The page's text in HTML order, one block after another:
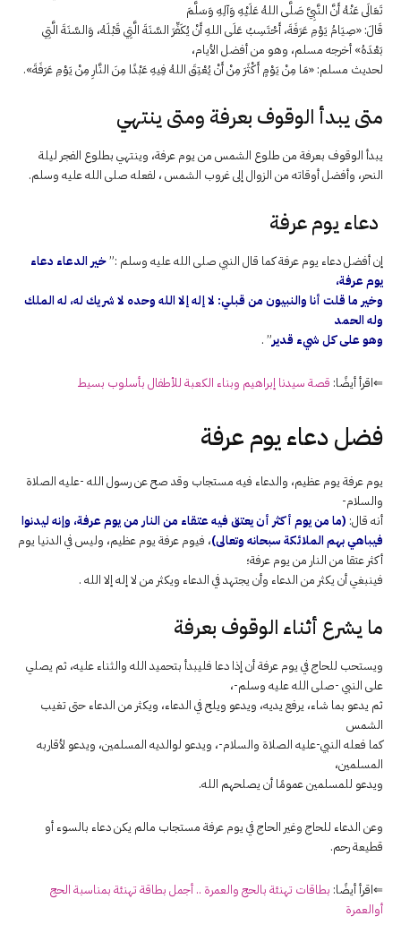
تَعَالَى عَنْهُ أَنَّ النَّبِيَّ صَلَّى اللهُ عَلَيْهِ وَآلِهِ وَسَلَّمَ
قَالَ: «صِيَامُ يَوْمِ عَرَفَةَ، أَحْتَسِبُ عَلَى اللهِ أَنْ يُكَفِّرَ السَّنَةَ الَّتِي قَبْلَهُ، وَالسَّنَةَ الَّتِي
بَعْدَهُ» أخرجه مسلم، وهو من أفضل الأيام،
لحديث مسلم: «مَا مِنْ يَوْمٍ أَكْثَرَ مِنْ أَنْ يُعْتِقَ اللهُ فِيهِ عَبْدًا مِنَ النَّارِ مِنْ يَوْمِ عَرَفَةَ».
متى يبدأ الوقوف بعرفة ومتى ينتهي
يبدأ الوقوف بعرفة من طلوع الشمس من يوم عرفة، وينتهي بطلوع الفجر ليلة
النحر، وأفضل أوقاته من الزوال إلى غروب الشمس ، لفعله صلى الله عليه وسلم.
دعاء يوم عرفة
إن أفضل دعاء يوم عرفة كما قال النبي صلى الله عليه وسلم :”خير الدعاء دعاء
يوم عرفة،
وخير ما قلت أنا والنبيون من قبلي: لا إله إلا الله وحده لا شريك له، له الملك
وله الحمد
وهو على كل شيء قدير” .
⇐اقرأ أيضًا: قصة سيدنا إبراهيم وبناء الكعبة للأطفال بأسلوب بسيط
فضل دعاء يوم عرفة
يوم عرفة يوم عظيم، والدعاء فيه مستجاب وقد صح عن رسول الله -عليه الصلاة
والسلام-
أنه قال: (ما من يوم أكثر أن يعتق فيه عتقاء من النار من يوم عرفة، وإنه ليدنوا
فيباهي بهم الملائكة سبحانه وتعالى)، فيوم عرفة يوم عظيم، وليس في الدنيا يوم
أكثر عتقا من النار من يوم عرفة؛
فينبغي أن يكثر من الدعاء وأن يجتهد في الدعاء ويكثر من لا إله إلا الله .
ما يشرع أثناء الوقوف بعرفة
ويستحب للحاج في يوم عرفة أن إذا دعا فليبدأ بتحميد الله والثناء عليه، ثم يصلي
على النبي -صلى الله عليه وسلم-،
ثم يدعو بما شاء، يرفع يديه، ويدعو ويلح في الدعاء، ويكثر من الدعاء حتى تغيب
الشمس
كما فعله النبي-عليه الصلاة والسلام-، ويدعو لوالديه المسلمين، ويدعو لأقاربه
المسلمين،
ويدعو للمسلمين عمومًا أن يصلحهم الله.
وعن الدعاء للحاج وغير الحاج في يوم عرفة مستجاب مالم يكن دعاء بالسوء أو
قطيعة رحم.
⇐اقرأ أيضًا: بطاقات تهنئة بالحج والعمرة .. أجمل بطاقة تهنئة بمناسبة الحج
أوالعمرة